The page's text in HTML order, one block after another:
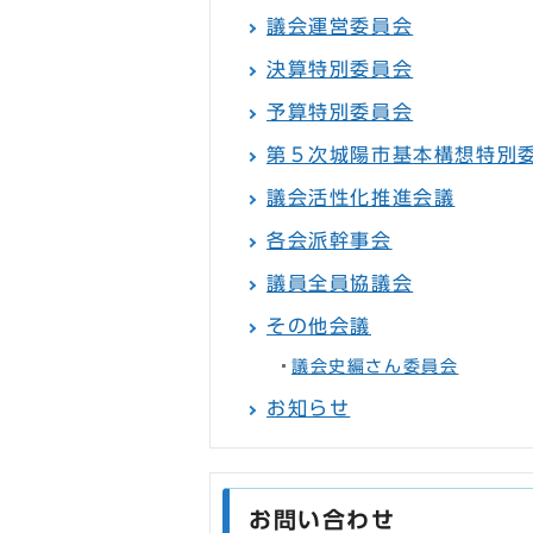
議会運営委員会
決算特別委員会
予算特別委員会
第５次城陽市基本構想特別
議会活性化推進会議
各会派幹事会
議員全員協議会
その他会議
議会史編さん委員会
お知らせ
お問い合わせ